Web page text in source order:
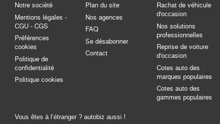
Notre société
Mentions légales -
CGU - CGS
Préférences
cookies
Politique de
confidentialité
Politique cookies
Plan du site
Nos agences
FAQ
Se désabonner
Contact
Rachat de véhicule
d'occasion
Nos solutions
professionnelles
Reprise de voiture
d'occasion
Cotes auto des
marques populaires
Cotes auto des
gammes populaires
Vous êtes à l’étranger ? autobiz aussi !